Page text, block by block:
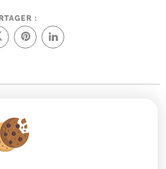
:
de lecture permanent, depuis votre PC,
smartphone, notre site s'adapte
aux différents types d'écrans